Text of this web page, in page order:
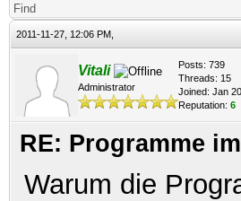
Find
2011-11-27, 12:06 PM,
Vitali
Administrator
Posts: 739
Threads: 15
Joined: Jan
Reputation: 6
RE: Programme
Warum die